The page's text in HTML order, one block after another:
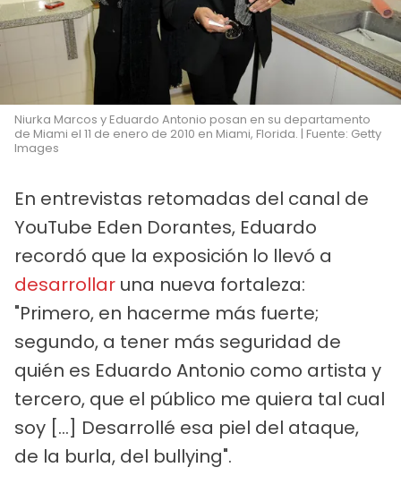
Niurka Marcos y Eduardo Antonio posan en su departamento
de Miami el 11 de enero de 2010 en Miami, Florida. | Fuente: Getty
Images
En entrevistas retomadas del canal de
YouTube Eden Dorantes, Eduardo
recordó que la exposición lo llevó a
desarrollar una nueva fortaleza:
"Primero, en hacerme más fuerte;
segundo, a tener más seguridad de
quién es Eduardo Antonio como artista y
tercero, que el público me quiera tal cual
soy [...] Desarrollé esa piel del ataque,
de la burla, del bullying".